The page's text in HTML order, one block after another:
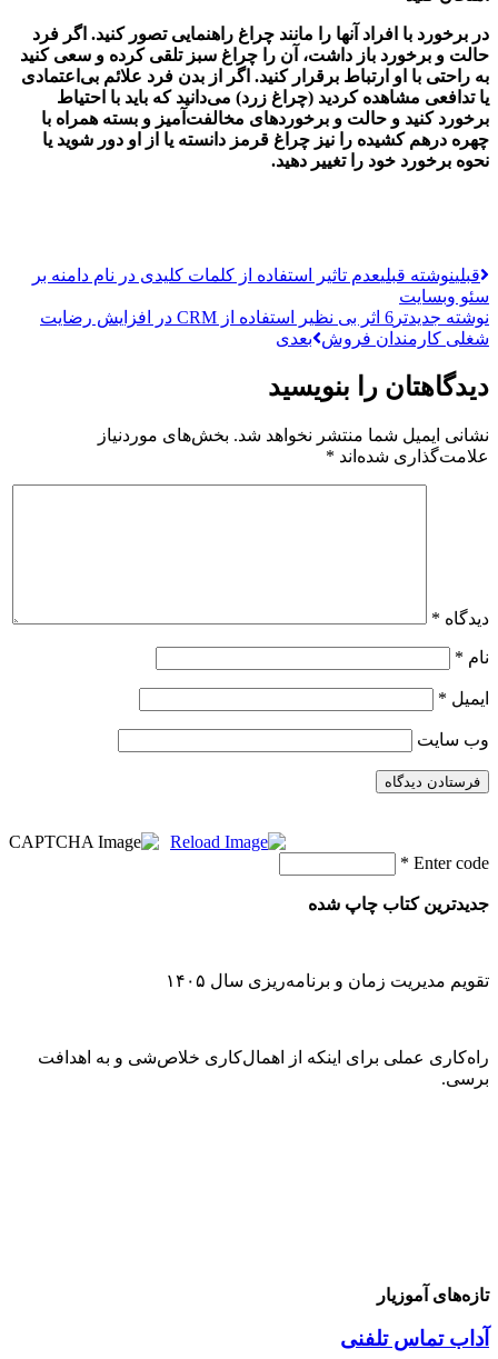
در برخورد با افراد آنها را مانند چراغ راهنمایی تصور کنید. اگر فرد
حالت و برخورد باز داشت، آن را چراغ سبز تلقی کرده و سعی کنید
به راحتی با او ارتباط برقرار کنید. اگر از بدن فرد علائم بی‌اعتمادی
یا تدافعی مشاهده کردید (چراغ زرد) می‌دانید که باید با احتیاط
برخورد کنید و حالت و برخوردهای مخالفت‌آمیز و بسته همراه با
چهره درهم کشیده را نیز چراغ قرمز دانسته یا از او دور شوید یا
نحوه برخورد خود را تغییر دهید.
قبلینوشته قبلیعدم تاثیر استفاده از کلمات کلیدی در نام دامنه بر
سئو وبسایت
نوشته جدیدتر
6 اثر بی نظیر استفاده از CRM در افزایش رضایت
شغلی کارمندان فروش بعدی
دیدگاهتان را بنویسید
نشانی ایمیل شما منتشر نخواهد شد. بخش‌های موردنیاز
علامت‌گذاری شده‌اند *
دیدگاه *
نام *
ایمیل *
وب‌ سایت
Enter code
*
جدیدترین کتاب چاپ شده
تقویم مدیریت زمان و برنامه‌ریزی سال ۱۴۰۵
راه‌کاری عملی برای اینکه از اهمال‌کاری خلاص‌شی و به اهدافت
برسی.
تازه‌های آموزیار
آداب تماس تلفنی